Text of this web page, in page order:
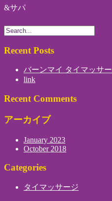
&サパ
Recent Posts
バーンマイ タイマッサ
link
Recent Comments
アーカイブ
January 2023
October 2018
Categories
タイマッサージ